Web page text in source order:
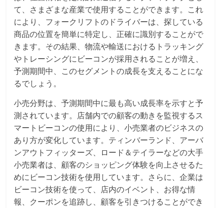
て、さまざまな産業で使用することができます。これ
により、フォークリフトのドライバーは、探している
商品の位置を簡単に特定し、正確に識別することがで
きます。その結果、物流や輸送におけるトラッキング
やトレーシングにビーコンが採用されることが増え、
予測期間中、このセグメントの成長を支えることにな
るでしょう。
小売分野は、予測期間中に最も高い成長率を示すと予
測されています。店舗内での顧客の動きを監視するス
マートビーコンの使用により、小売業者のビジネスの
あり方が変化しています。ティンバーランド、アーバ
ンアウトフィッターズ、ロード＆テイラーなどの大手
小売業者は、顧客のショッピング体験を向上させるた
めにビーコン技術を使用しています。さらに、企業は
ビーコン技術を使って、店内のイベント、お得な情
報、クーポンを追跡し、顧客を引きつけることができ